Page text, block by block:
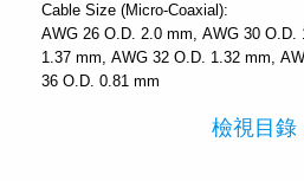
Cable Size (Micro-Coaxial):
AWG 26 O.D. 2.0 mm AWG 30 O.D.
1.37 mm AWG 32 O.D. 1.32 mm
36 O.D. 0.81 mm
檢視目錄